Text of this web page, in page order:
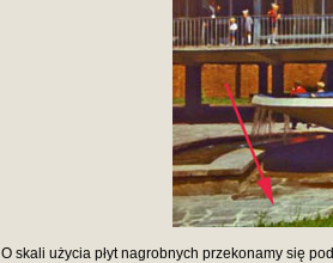
O skali użycia płyt nagrobnych przekonamy się